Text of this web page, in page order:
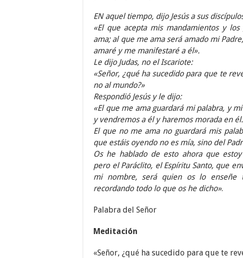
EN aquel tiempo, dijo Jesús a sus
«El que acepta mis mandamientos y los
ama; al que me ama será amado mi
amaré y me manifestaré a él».
Le dijo Judas, no el Iscariote:
«Señor, ¿qué ha sucedido para que te
no al mundo?»
Respondió Jesús y le dijo:
«El que me ama guardará mi palabra, y
y vendremos a él y haremos morada en él.
El que no me ama no guardará mis
que estáis oyendo no es mía, sino del
Os he hablado de esto ahora que
pero el Paráclito, el Espíritu Santo, que
mi nombre, será quien os lo enseñe
recordando todo lo que os he dicho».
Palabra del Señor
Meditación
«Señor, ¿qué ha sucedido para que te